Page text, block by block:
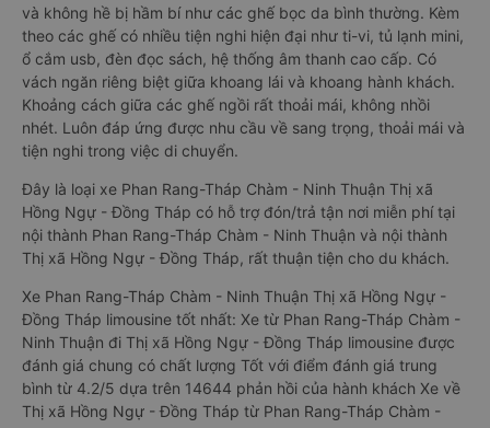
và không hề bị hầm bí như các ghế bọc da bình thường. Kèm
theo các ghế có nhiều tiện nghi hiện đại như ti-vi, tủ lạnh mini,
ổ cắm usb, đèn đọc sách, hệ thống âm thanh cao cấp. Có
vách ngăn riêng biệt giữa khoang lái và khoang hành khách.
Khoảng cách giữa các ghế ngồi rất thoải mái, không nhồi
nhét. Luôn đáp ứng được nhu cầu về sang trọng, thoải mái và
tiện nghi trong việc di chuyển.
Đây là loại xe Phan Rang-Tháp Chàm - Ninh Thuận Thị xã
Hồng Ngự - Đồng Tháp có hỗ trợ đón/trả tận nơi miễn phí tại
nội thành Phan Rang-Tháp Chàm - Ninh Thuận và nội thành
Thị xã Hồng Ngự - Đồng Tháp, rất thuận tiện cho du khách.
Xe Phan Rang-Tháp Chàm - Ninh Thuận Thị xã Hồng Ngự -
Đồng Tháp limousine tốt nhất: Xe từ Phan Rang-Tháp Chàm -
Ninh Thuận đi Thị xã Hồng Ngự - Đồng Tháp limousine được
đánh giá chung có chất lượng Tốt với điểm đánh giá trung
bình từ 4.2/5 dựa trên 14644 phản hồi của hành khách Xe về
Thị xã Hồng Ngự - Đồng Tháp từ Phan Rang-Tháp Chàm -